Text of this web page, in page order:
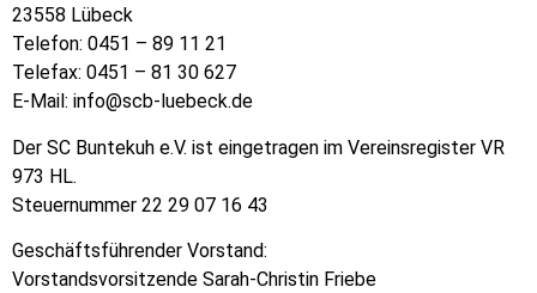
23558 Lübeck
Telefon: 0451 – 89 11 21
Telefax: 0451 – 81 30 627
E-Mail: info@scb-luebeck.de
Der SC Buntekuh e.V. ist eingetragen im Vereinsregister VR
973 HL.
Steuernummer 22 29 07 16 43
Geschäftsführender Vorstand:
Vorstandsvorsitzende Sarah-Christin Friebe